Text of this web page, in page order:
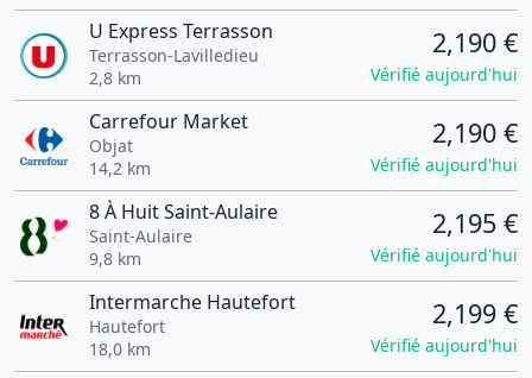
U Express Terrasson
Terrasson-Lavilledieu
2,8 km
2,190 €
Vérifié aujourd'hui
Carrefour Market
Objat
14,2 km
2,190 €
Vérifié aujourd'hui
8 À Huit Saint-Aulaire
Saint-Aulaire
9,8 km
2,195 €
Vérifié aujourd'hui
Intermarche Hautefort
Hautefort
18,0 km
2,199 €
Vérifié aujourd'hui